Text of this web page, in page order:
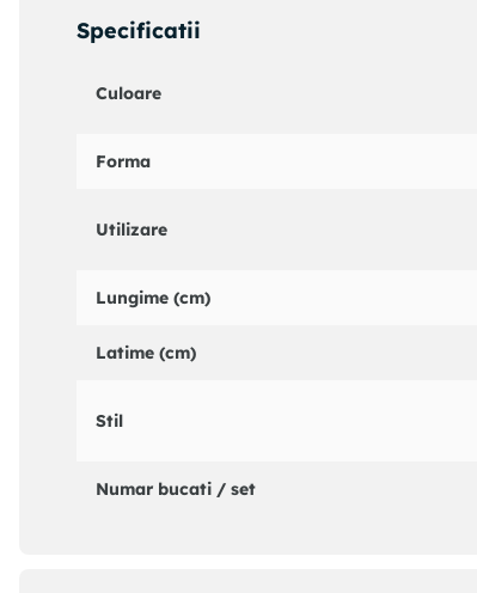
Specificatii
Culoare
Forma
Utilizare
Lungime (cm)
Latime (cm)
Stil
Numar bucati / set